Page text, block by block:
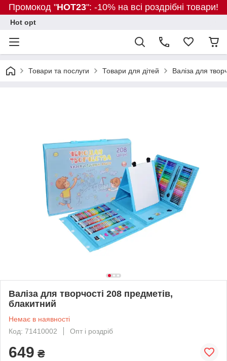
Промокод "HOT23": -10% на всі роздрібні товари!
Hot opt
Товари та послуги Товари для дітей Валіза для
Валіза для творчості 208 предметів,
блакитний
Немає в наявності
Код: 71410002
Опт і роздріб
649 ₴